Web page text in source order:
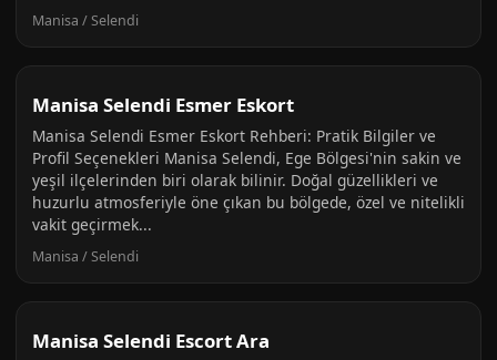
Manisa / Selendi
Manisa Selendi Esmer Eskort
Manisa Selendi Esmer Eskort Rehberi: Pratik Bilgiler ve
Profil Seçenekleri Manisa Selendi, Ege Bölgesi'nin sakin ve
yeşil ilçelerinden biri olarak bilinir. Doğal güzellikleri ve
huzurlu atmosferiyle öne çıkan bu bölgede, özel ve nitelikli
vakit geçirmek...
Manisa / Selendi
Manisa Selendi Escort Ara